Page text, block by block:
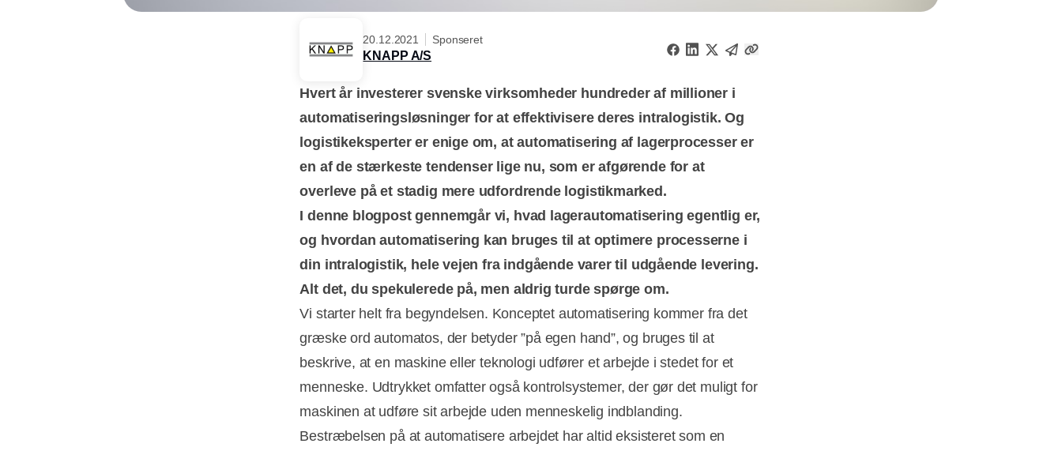
20.12.2021 Sponseret
KNAPP A/S
Hvert år investerer svenske virksomheder hundreder af millioner i
automatiseringsløsninger for at effektivisere deres intralogistik. Og
logistikeksperter er enige om, at automatisering af lagerprocesser er
en af de stærkeste tendenser lige nu, som er afgørende for at
overleve på et stadig mere udfordrende logistikmarked.
I denne blogpost gennemgår vi, hvad lagerautomatisering egentlig er,
og hvordan automatisering kan bruges til at optimere processerne i
din intralogistik, hele vejen fra indgående varer til udgående levering.
Alt det, du spekulerede på, men aldrig turde spørge om.
Vi starter helt fra begyndelsen. Konceptet automatisering kommer fra det
græske ord automatos, der betyder ”på egen hand”, og bruges til at
beskrive, at en maskine eller teknologi udfører et arbejde i stedet for et
menneske. Udtrykket omfatter også kontrolsystemer, der gør det muligt for
maskinen at udføre sit arbejde uden menneskelig indblanding.
Bestræbelsen på at automatisere arbejdet har altid eksisteret som en